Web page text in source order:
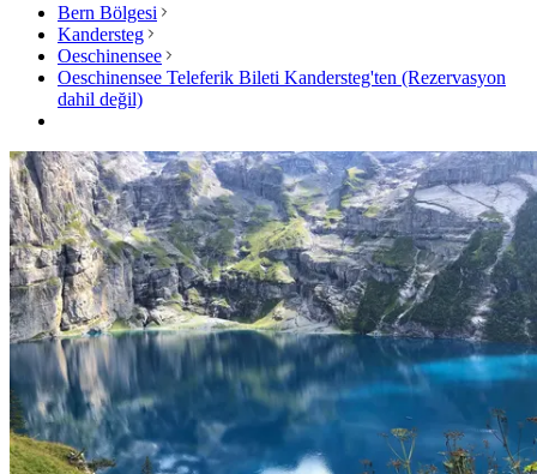
Bern Bölgesi
Kandersteg
Oeschinensee
Oeschinensee Teleferik Bileti Kandersteg'ten (Rezervasyon
dahil değil)